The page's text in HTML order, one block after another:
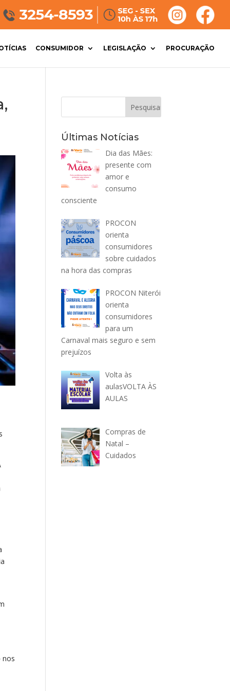
CONSUMIDOR LEGISLAÇÃO PROCURAÇÃO
nos
Últimas Notícias
Dia das Mães:
presente com
amor e
consumo
consciente
PROCON
orienta
consumidores
sobre cuidados
na hora das compras
PROCON Niterói
orienta
consumidores
para um
Carnaval mais seguro e sem
prejuízos
Volta às
aulasVOLTA ÀS
AULAS
Compras de
Natal –
Cuidados